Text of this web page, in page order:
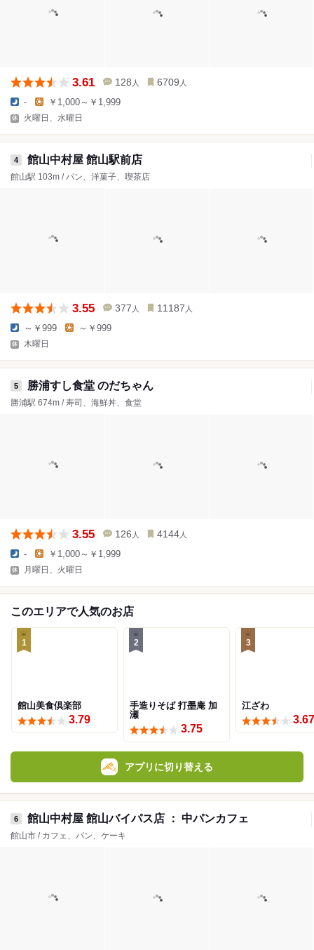
3.61 128 人 6709 人
- ￥1,000～￥1,999
火曜日、水曜日
4 館山中村屋 館山駅前店
館山駅 103m / パン、洋菓子、喫茶店
3.55 377 人 11187 人
～￥999 ～￥999
木曜日
5 勝浦すし食堂 のだちゃん
勝浦駅 674m / 寿司、海鮮丼、食堂
3.55 126 人 4144 人
- ￥1,000～￥1,999
月曜日、火曜日
このエリアで人気のお店
1
館山美食倶楽部
3.79
2
手造りそば 打墨庵 加
瀬
3.75
3
江ざわ
3.67
アプリに切り替える
6 館山中村屋 館山バイパス店 ： 中パンカフェ
館山市 / カフェ、パン、ケーキ